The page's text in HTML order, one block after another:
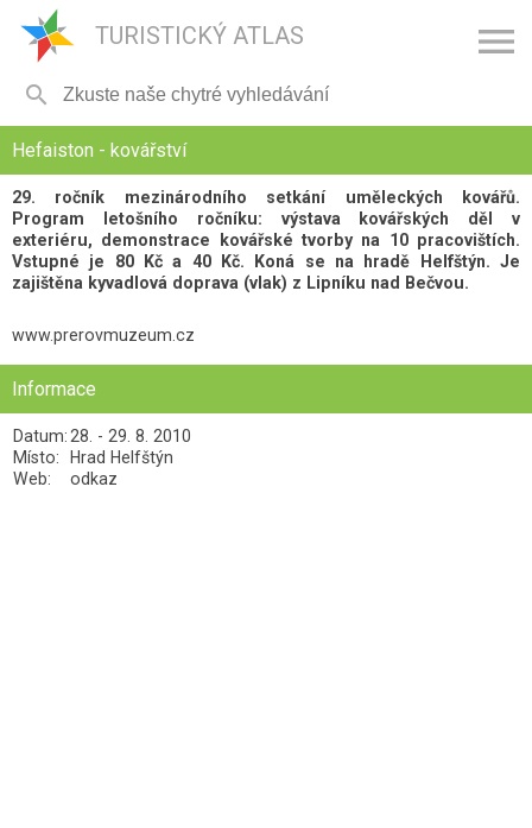
TURISTICKÝ ATLAS 

Hefaiston - kovářství
29. ročník mezinárodního setkání uměleckých kovářů.
Program letošního ročníku: výstava kovářských děl v
exteriéru, demonstrace kovářské tvorby na 10 pracovištích.
Vstupné je 80 Kč a 40 Kč. Koná se na hradě Helfštýn. Je
zajištěna kyvadlová doprava (vlak) z Lipníku nad Bečvou.
www.prerovmuzeum.cz
Informace
Datum: 28. - 29. 8. 2010
Místo:
Hrad Helfštýn
Web:
odkaz